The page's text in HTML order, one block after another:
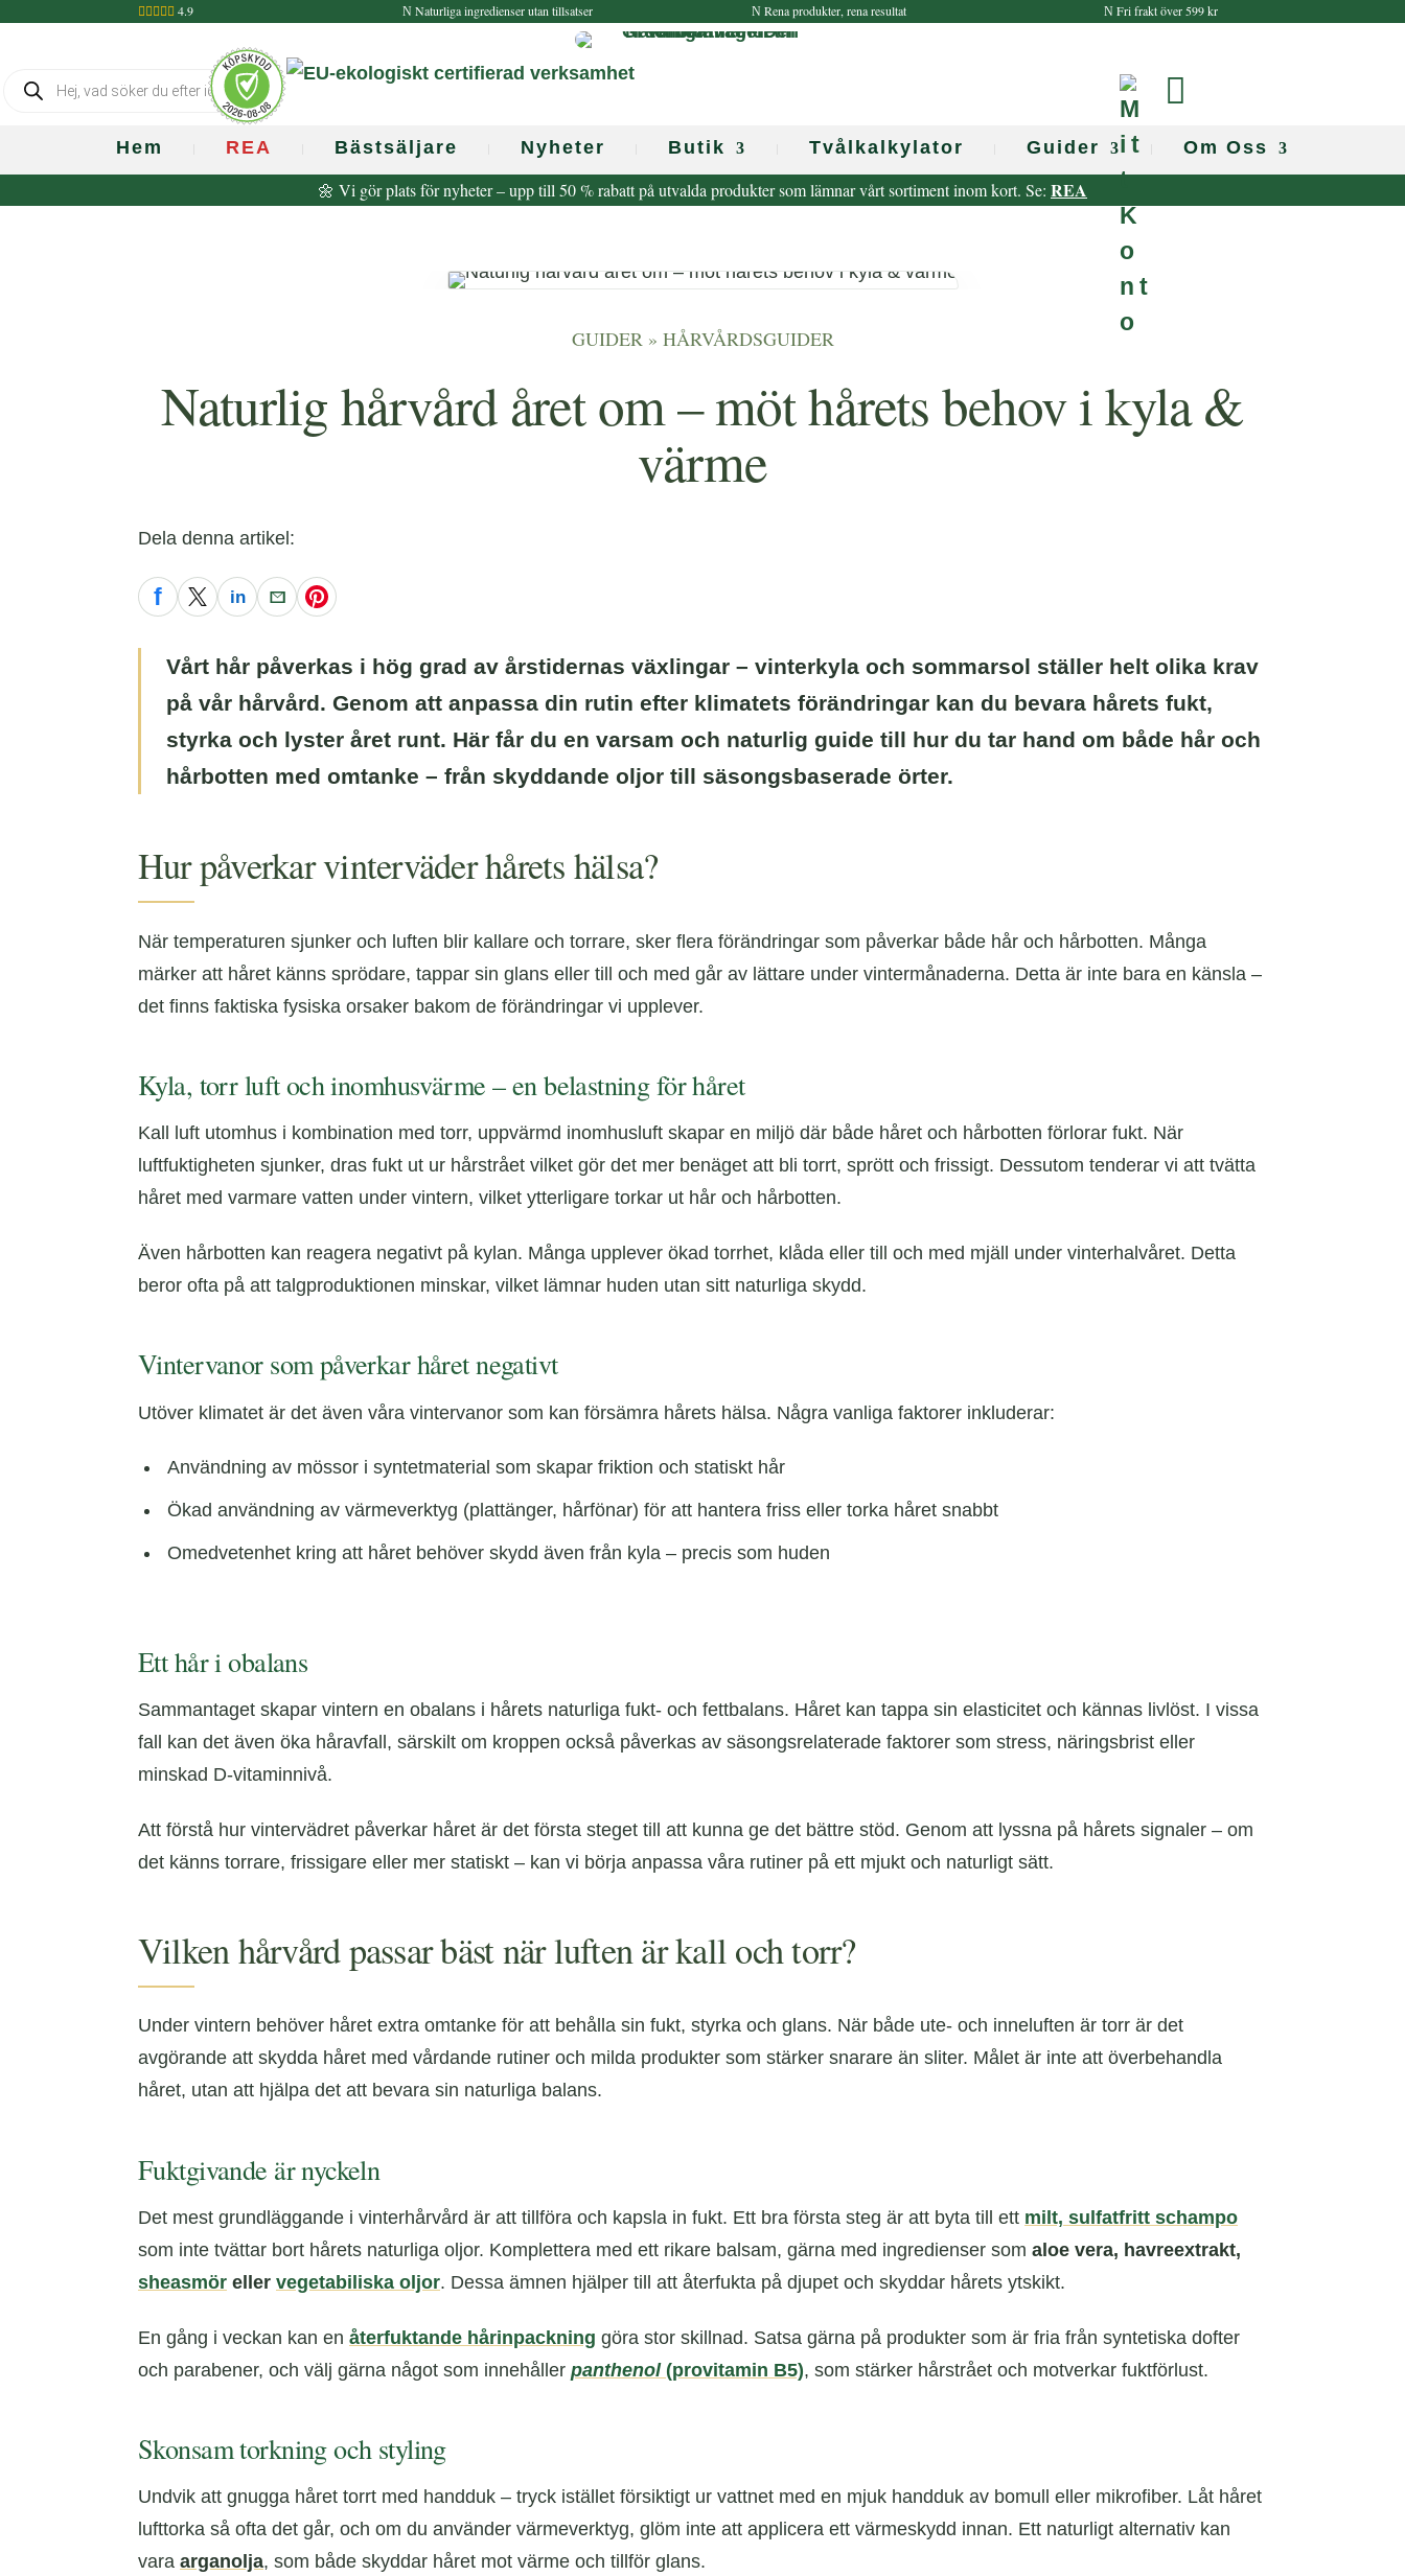
 4.9 NNaturliga ingredienser utan tillsatser N Rena produkter, rena resultat NFri frakt över 599 kr
Produktsökning
M
Hem REA Bästsäljare Nyheter Butik Tvålkalkylator Guider Om Oss
🌼 Vi gör plats för nyheter – upp till 50 % rabatt på utvalda produkter som lämnar vårt sortiment inom kort. Se: REA
GUIDER» HÅRVÅRDSGUIDER
Naturlig hårvård året om – möt hårets behov i kyla &
värme
Dela denna artikel:
fFacebook
X inLinkedIn
E-postPinterest
Vårt hår påverkas i hög grad av årstidernas växlingar – vinterkyla och sommarsol ställer helt olika krav
på vår hårvård. Genom att anpassa din rutin efter klimatets förändringar kan du bevara hårets fukt,
styrka och lyster året runt. Här får du en varsam och naturlig guide till hur du tar hand om både hår och
hårbotten med omtanke – från skyddande oljor till säsongsbaserade örter.
Hur påverkar vinterväder hårets hälsa?
När temperaturen sjunker och luften blir kallare och torrare, sker flera förändringar som påverkar både hår och hårbotten. Många
märker att håret känns sprödare, tappar sin glans eller till och med går av lättare under vintermånaderna. Detta är inte bara en känsla –
det finns faktiska fysiska orsaker bakom de förändringar vi upplever.
Kyla, torr luft och inomhusvärme – en belastning för håret
Kall luft utomhus i kombination med torr, uppvärmd inomhusluft skapar en miljö där både håret och hårbotten förlorar fukt. När
luftfuktigheten sjunker, dras fukt ut ur hårstrået vilket gör det mer benäget att bli torrt, sprött och frissigt. Dessutom tenderar vi att tvätta
håret med varmare vatten under vintern, vilket ytterligare torkar ut hår och hårbotten.
Även hårbotten kan reagera negativt på kylan. Många upplever ökad torrhet, klåda eller till och med mjäll under vinterhalvåret. Detta
beror ofta på att talgproduktionen minskar, vilket lämnar huden utan sitt naturliga skydd.
Vintervanor som påverkar håret negativt
Utöver klimatet är det även våra vintervanor som kan försämra hårets hälsa. Några vanliga faktorer inkluderar:
Användning av mössor i syntetmaterial som skapar friktion och statiskt hår
Ökad användning av värmeverktyg (plattänger, hårfönar) för att hantera friss eller torka håret snabbt
Omedvetenhet kring att håret behöver skydd även från kyla – precis som huden
Ett hår i obalans
Sammantaget skapar vintern en obalans i hårets naturliga fukt- och fettbalans. Håret kan tappa sin elasticitet och kännas livlöst. I vissa
fall kan det även öka håravfall, särskilt om kroppen också påverkas av säsongsrelaterade faktorer som stress, näringsbrist eller
minskad D-vitaminnivå.
Att förstå hur vintervädret påverkar håret är det första steget till att kunna ge det bättre stöd. Genom att lyssna på hårets signaler – om
det känns torrare, frissigare eller mer statiskt – kan vi börja anpassa våra rutiner på ett mjukt och naturligt sätt.
Vilken hårvård passar bäst när luften är kall och torr?
Under vintern behöver håret extra omtanke för att behålla sin fukt, styrka och glans. När både ute- och inneluften är torr är det
avgörande att skydda håret med vårdande rutiner och milda produkter som stärker snarare än sliter. Målet är inte att överbehandla
håret, utan att hjälpa det att bevara sin naturliga balans.
Fuktgivande är nyckeln
Det mest grundläggande i vinterhårvård är att tillföra och kapsla in fukt. Ett bra första steg är att byta till ett milt, sulfatfritt schampo
som inte tvättar bort hårets naturliga oljor. Komplettera med ett rikare balsam, gärna med ingredienser som aloe vera, havreextrakt,
sheasmör eller vegetabiliska oljor. Dessa ämnen hjälper till att återfukta på djupet och skyddar hårets ytskikt.
En gång i veckan kan en återfuktande hårinpackning göra stor skillnad. Satsa gärna på produkter som är fria från syntetiska dofter
och parabener, och välj gärna något som innehåller panthenol(provitamin B5), som stärker hårstrået och motverkar fuktförlust.
Skonsam torkning och styling
Undvik att gnugga håret torrt med handduk – tryck istället försiktigt ur vattnet med en mjuk handduk av bomull eller mikrofiber. Låt håret
lufttorka så ofta det går, och om du använder värmeverktyg, glöm inte att applicera ett värmeskydd innan. Ett naturligt alternativ kan
vara arganolja, som både skyddar håret mot värme och tillför glans.